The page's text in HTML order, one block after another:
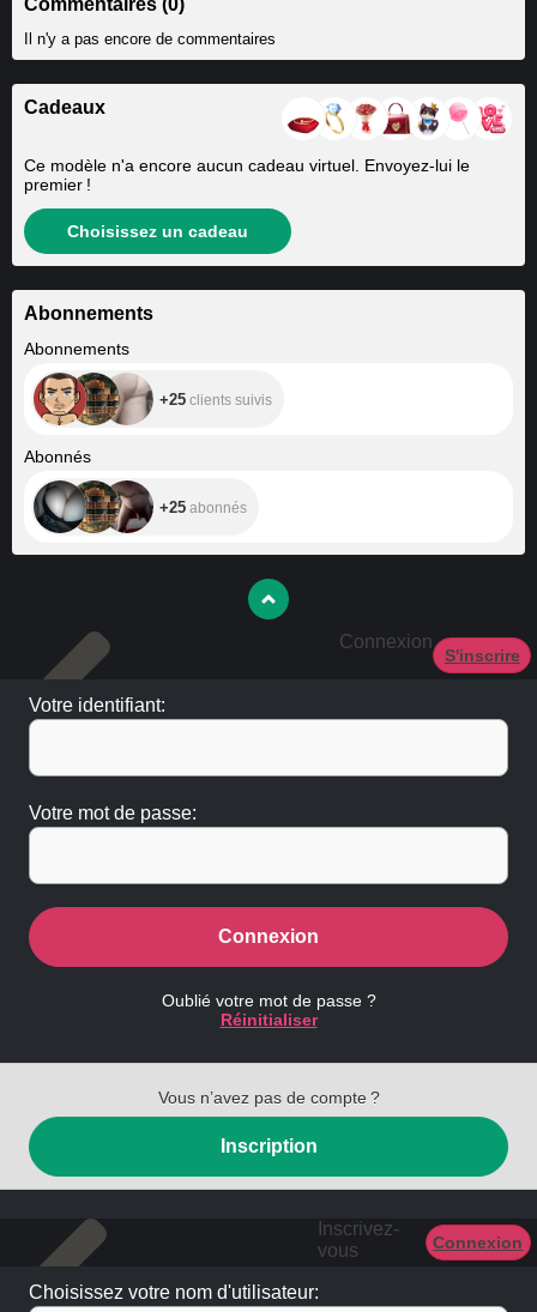
Commentaires (0)
Il n'y a pas encore de commentaires
Cadeaux
Ce modèle n'a encore aucun cadeau virtuel. Envoyez-lui le
premier !
Choisissez un cadeau
Abonnements
Abonnements
+25 clients suivis
Abonnés
+25 abonnés
Connexion
S'inscrire
Votre identifiant:
Votre mot de passe:
Connexion
Oublié votre mot de passe ?
Réinitialiser
Vous n’avez pas de compte ?
Inscription
Inscrivez-
vous
Connexion
Choisissez votre nom d'utilisateur: